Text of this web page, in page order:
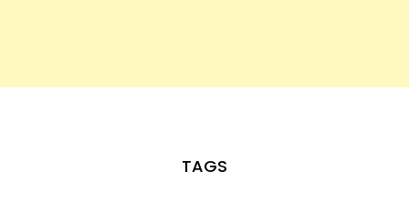
TAGS